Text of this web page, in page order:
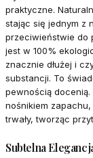
praktyczne.
stając się jednym z
przeciwieństwie do
jest w 100%
znacznie dłużej i
substancji. To
pewnością docenią.
nośnikiem
trwały, tworząc
Subtelna